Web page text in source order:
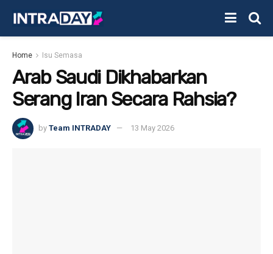
Home Isu Semasa
Arab Saudi Dikhabarkan
Serang Iran Secara Rahsia?
by Team INTRADAY 13 May 2026